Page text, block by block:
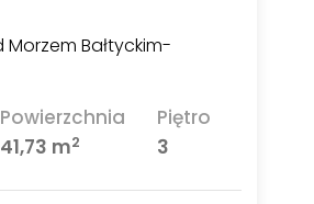
Bałtyckim-
Powierzchnia
41,73 m2
Piętro
3